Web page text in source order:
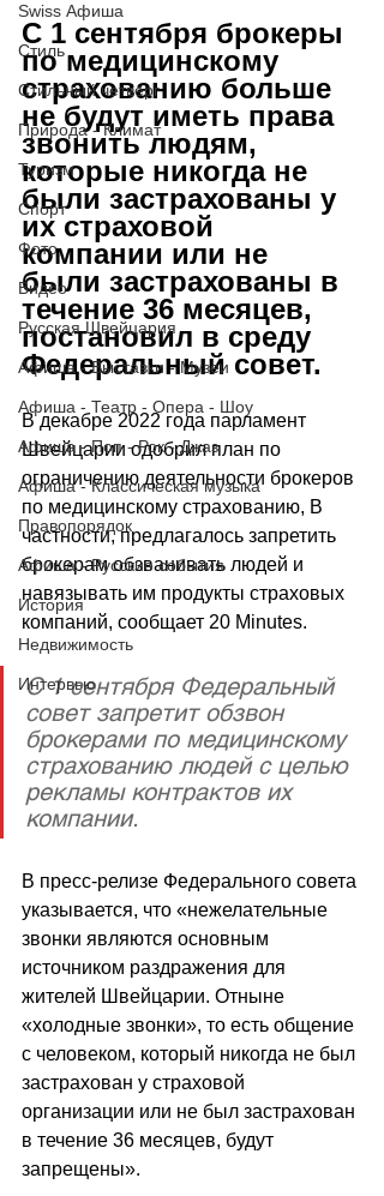
Swiss Афиша
Стиль
Стильный четверг
Природа - Климат
Туризм
Спорт
Фото
Видео
Русская Швейцария
Афиша - Выставки - Музеи
Афиша - Театр - Опера - Шоу
Афиша - Поп - Рок - Джаз
Афиша - Классическая музыка
Правопорядок
Афиша - Русские события
История
Недвижимость
Интервью
С 1 сентября брокеры
по медицинскому
страхованию больше
не будут иметь права
звонить людям,
которые никогда не
были застрахованы у
их страховой
компании или не
были застрахованы в
течение 36 месяцев,
постановил в среду
Федеральный совет.
В декабре 2022 года парламент
Швейцарии одобрил план по
ограничению деятельности брокеров
по медицинскому страхованию, В
частности, предлагалось запретить
брокерам обзванивать людей и
навязывать им продукты страховых
компаний, сообщает 20 Minutes.
С 1 сентября Федеральный
совет запретит обзвон
брокерами по медицинскому
страхованию людей с целью
рекламы контрактов их
компании.
В пресс-релизе Федерального совета
указывается, что «нежелательные
звонки являются основным
источником раздражения для
жителей Швейцарии. Отныне
«холодные звонки», то есть общение
с человеком, который никогда не был
застрахован у страховой
организации или не был застрахован
в течение 36 месяцев, будут
запрещены».